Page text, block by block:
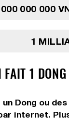
000 000
1
FAIT 1
un Dong ou
internet.